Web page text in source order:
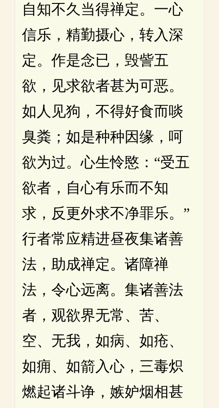
自知不久当得禅定。一心
信乐，精勤摄心，转入深
定。作是念已，毁訾五
欲，见求欲者甚为可恶。
如人见狗，不得好食而啖
臭粪；如是种种因缘，呵
欲为过。心生怜愍：“受五
欲者，自心有乐而不知
求，反更外求不净罪乐。”
行者常应精进昼夜集诸善
法，助成禅定。诸障禅
法，令心远离。集诸善法
者，观欲界无常、苦、
空、无我，如病、如疮、
如痈、如箭入心，三毒炽
燃起诸斗诤，嫉妒烟相甚